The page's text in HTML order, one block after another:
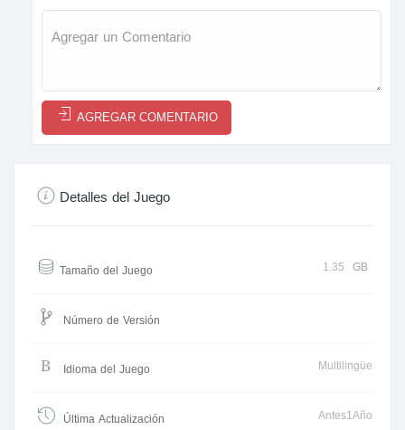
AGREGAR COMENTARIO
Detalles del Juego
Tamaño del Juego 1.35 GB
Número de Versión
Idioma del Juego Multilingüe
Última Actualización Antes1Año